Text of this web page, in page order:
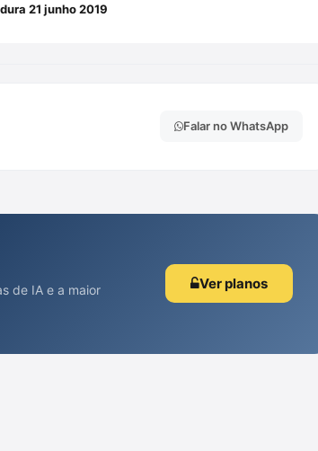
21 junho 2019
Falar no WhatsApp
de IA e a maior
Ver planos